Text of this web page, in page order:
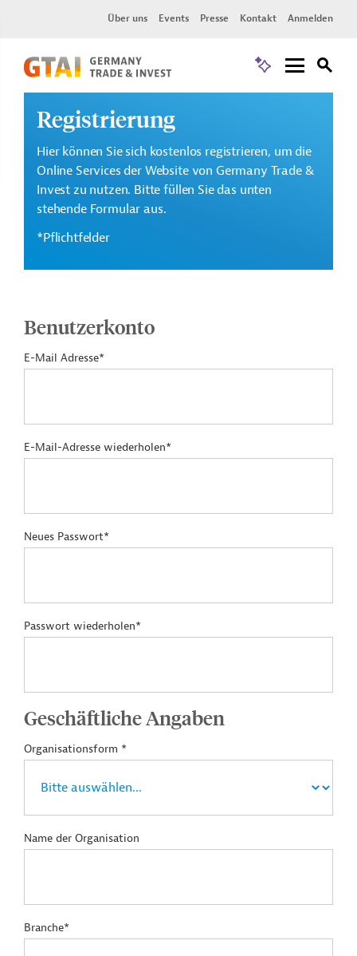
Über uns Events Presse Kontakt Anmelden
Registrierung
Hier können Sie sich kostenlos registrieren, um die
Online Services der Website von Germany Trade &
Invest zu nutzen. Bitte füllen Sie das unten
stehende Formular aus.
*Pflichtfelder
Benutzerkonto
E-Mail Adresse*
E-Mail-Adresse wiederholen*
Neues Passwort*
Passwort wiederholen*
Geschäftliche Angaben
Organisationsform *
Name der Organisation
Branche*